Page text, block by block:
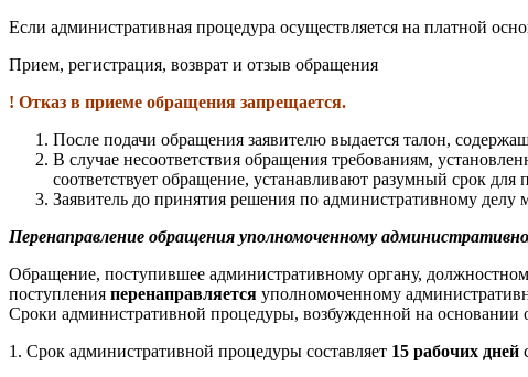
Если административная процедура осуществляется на платной
Прием, регистрация, возврат и отзыв обращения
! Отказ в приеме обращения запрещается.
После подачи обращения заявителю выдается талон,
В случае несоответствия обращения требованиям,
соответствует обращение, устанавливают разумный срок для
Заявитель до принятия решения по административному делу
Перенаправление обращения уполномоченному
Обращение, поступившее административному органу,
поступления перенаправляется уполномоченному
Сроки административной процедуры, возбужденной на основании
1. Срок административной процедуры составляет 15 рабочих дней